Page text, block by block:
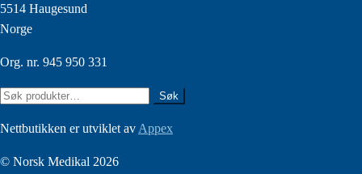
5514 Haugesund
Norge
Org. nr. 945 950 331
Søk
Søk
Nettbutikken er utviklet av Appex
© Norsk Medikal 2026